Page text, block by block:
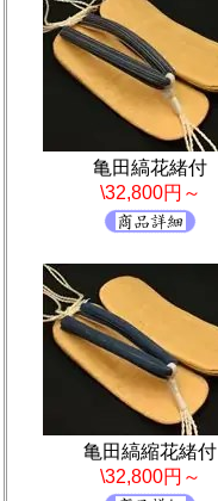
亀田縞花緒付
\32,800円～
亀田縞縮花緒付
\32,800円～